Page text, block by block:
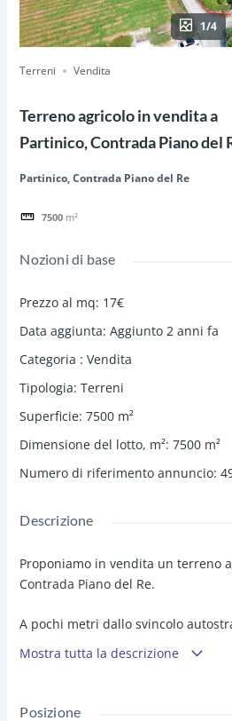
1/4
Terreni Vendita
Terreno agricolo in vendita a
Partinico, Contrada Piano del
Partinico, Contrada Piano del Re
7500 m²
Nozioni di base
Prezzo al mq: 17€
Data aggiunta: Aggiunto 2 anni fa
Categoria : Vendita
Tipologia: Terreni
Superficie: 7500 m²
Dimensione del lotto, m²: 7500 m²
Numero di riferimento annuncio:
Descrizione
Proponiamo in vendita un terreno
Contrada Piano del Re.
A pochi metri dallo svincolo
terreno di mq. 7.500 circa con
Dispone di un doppio accesso da
Mostra tutta la descrizione
Posizione